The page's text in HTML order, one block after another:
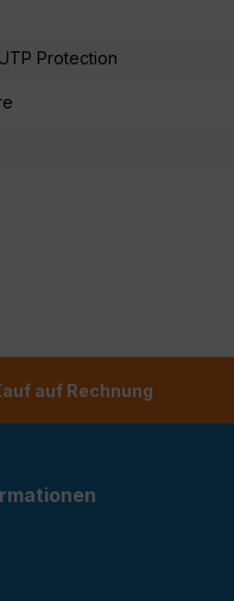
Protection
auf Rechnung